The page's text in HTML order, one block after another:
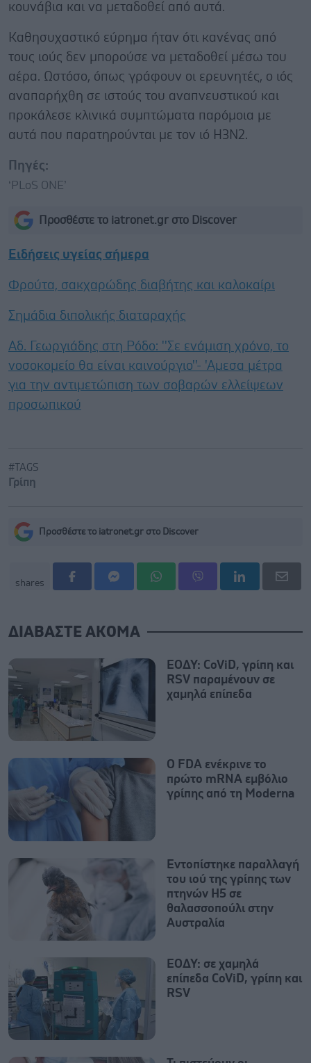
κουνάβια και να μεταδοθεί από αυτά.
Καθησυχαστικό εύρημα ήταν ότι κανένας από
τους ιούς δεν μπορούσε να μεταδοθεί μέσω του
αέρα. Ωστόσο, όπως γράφουν οι ερευνητές, ο ιός
αναπαρήχθη σε ιστούς του αναπνευστικού και
προκάλεσε κλινικά συμπτώματα παρόμοια με
αυτά που παρατηρούνται με τον ιό H3N2.
Πηγές:
‘PLoS ONE’
Προσθέστε το iatronet.gr στο Discover
Ειδήσεις υγείας σήμερα
Φρούτα, σακχαρώδης διαβήτης και καλοκαίρι
Σημάδια διπολικής διαταραχής
Αδ. Γεωργιάδης στη Ρόδο: ''Σε ενάμιση χρόνο, το
νοσοκομείο θα είναι καινούργιο''- 'Αμεσα μέτρα
για την αντιμετώπιση των σοβαρών ελλείψεων
προσωπικού
#TAGS
Γρίπη
Προσθέστε το iatronet.gr στο Discover
shares
ΔΙΑΒΑΣΤΕ ΑΚΟΜΑ
ΕΟΔΥ: CoViD, γρίπη και
RSV παραμένουν σε
χαμηλά επίπεδα
Ο FDA ενέκρινε το
πρώτο mRNA εμβόλιο
γρίπης από τη Moderna
Εντοπίστηκε παραλλαγή
του ιού της γρίπης των
πτηνών H5 σε
θαλασσοπούλι στην
Αυστραλία
ΕΟΔΥ: σε χαμηλά
επίπεδα CoViD, γρίπη και
RSV